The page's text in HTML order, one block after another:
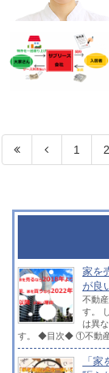
1 2
家を
が良
不動
す。
は異
す。 ◆目次◆ ①不動産
「